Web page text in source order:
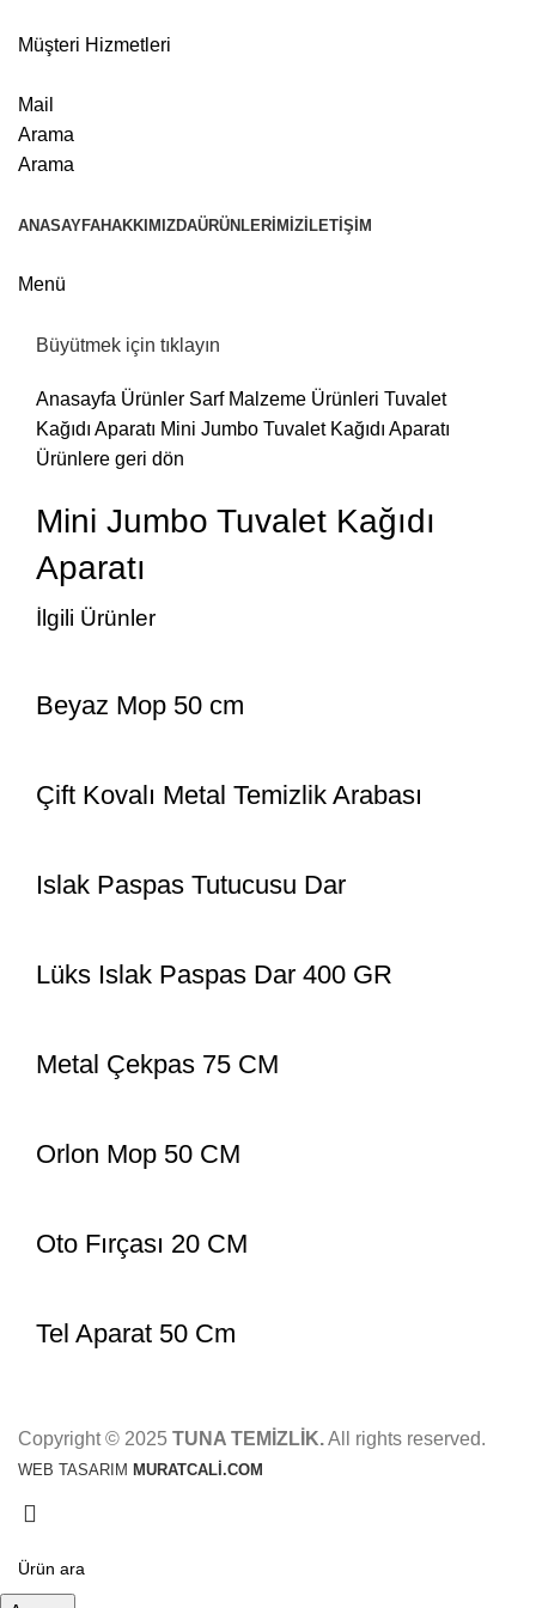
Müşteri Hizmetleri
Mail
Arama
Arama
ANASAYFAHAKKIMIZDAÜRÜNLERIMIZ İLETIŞIM
Menü
Büyütmek için tıklayın
Anasayfa Ürünler Sarf Malzeme Ürünleri Tuvalet
Kağıdı Aparatı Mini Jumbo Tuvalet Kağıdı Aparatı
Ürünlere geri dön
Mini Jumbo Tuvalet Kağıdı
Aparatı
İlgili Ürünler
Beyaz Mop 50 cm
Çift Kovalı Metal Temizlik Arabası
Islak Paspas Tutucusu Dar
Lüks Islak Paspas Dar 400 GR
Metal Çekpas 75 CM
Orlon Mop 50 CM
Oto Fırçası 20 CM
Tel Aparat 50 Cm
Copyright © 2025 TUNA TEMİZLİK.All rights reserved.
WEB TASARIM MURATCALİ.COM